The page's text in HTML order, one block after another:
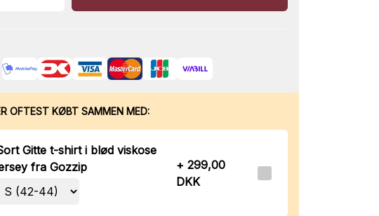
OFTEST KØBT SAMMEN MED:
Gitte t-shirt i blød viskose
fra Gozzip
+ 299,00
DKK